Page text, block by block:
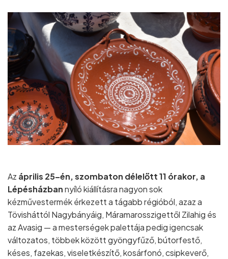
Az április 25–én, szombaton délelőtt 11 órakor, a
Lépésházbannyíló kiállításra nagyon sok
kézművestermék érkezett a tágabb régióból, azaz a
Tövisháttól Nagybányáig, Máramarosszigettől Zilahig és
az Avasig — a mesterségek palettája pedig igencsak
változatos, többek között gyöngyfűző, bútorfestő,
késes, fazekas, viseletkészítő, kosárfonó, csipkeverő,